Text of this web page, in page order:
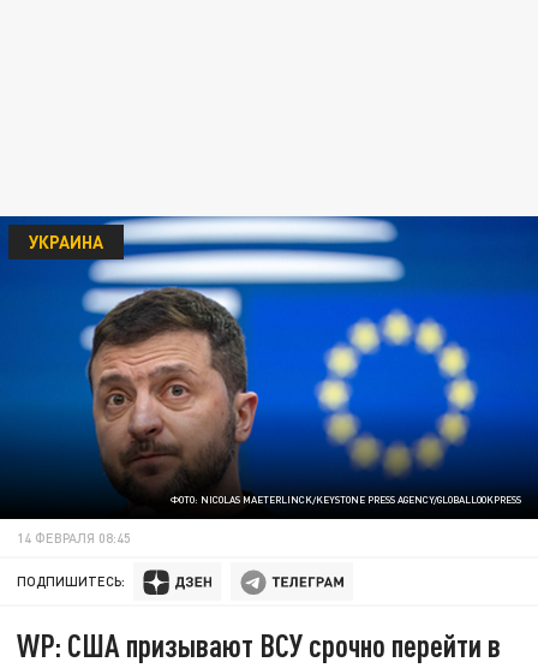
ФОТО: NICOLAS MAETERLINCK/KEYSTONE PRESS AGENCY/GLOBALLOOKPRESS
УКРАИНА
14 ФЕВРАЛЯ 08:45
ПОДПИШИТЕСЬ:
WP: США призывают ВСУ срочно перейти в